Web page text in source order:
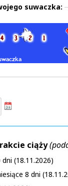
suwaczka:
ciąży
(18.11.2026)
8 dni